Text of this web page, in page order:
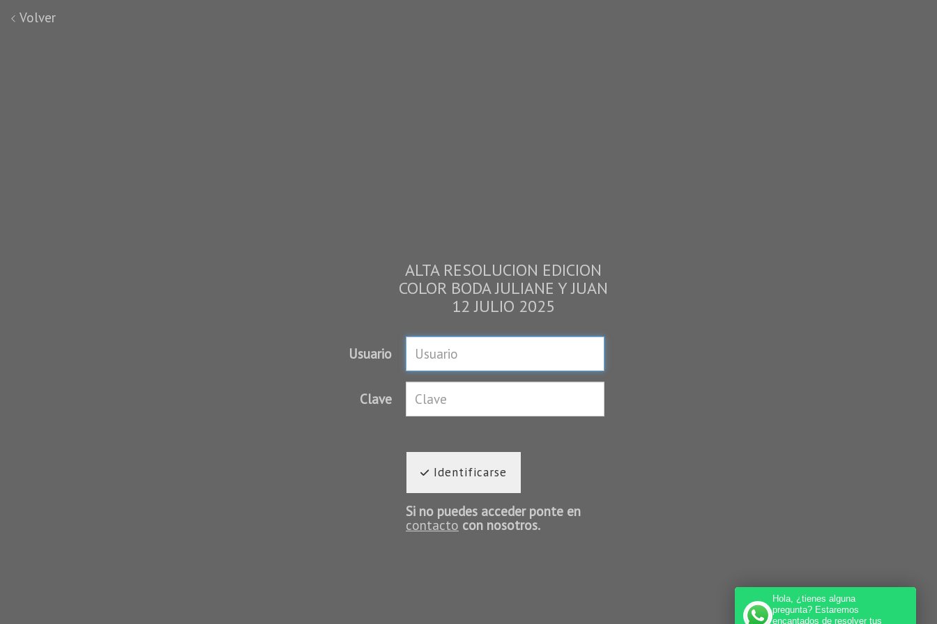
Volver
ALTA RESOLUCION EDICION
COLOR BODA JULIANE Y JUAN
12 JULIO 2025
Usuario
Clave
Identificarse
Si no puedes acceder ponte en
contacto con nosotros.
Hola, ¿tienes alguna
pregunta? Estaremos
encantados de resolver tus